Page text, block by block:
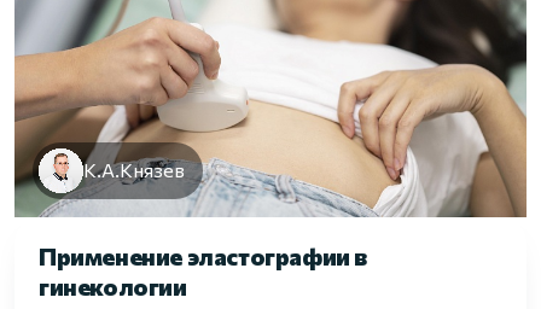
К.А.Князев
Применение эластографии в
гинекологии